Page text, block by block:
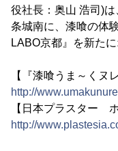
役社長：奥山 浩司)
条城南に、漆喰の体
LABO京都』を新た
【『漆喰うま～くヌ
http://
【日本プラスター
http://